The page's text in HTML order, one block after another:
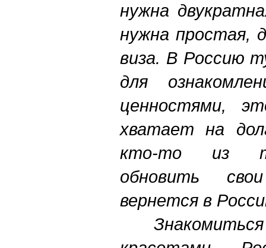
нужна
нужна простая,
виза. В Россию
для
ценностями,
хватает на
кто-то из
обновить
вернется в